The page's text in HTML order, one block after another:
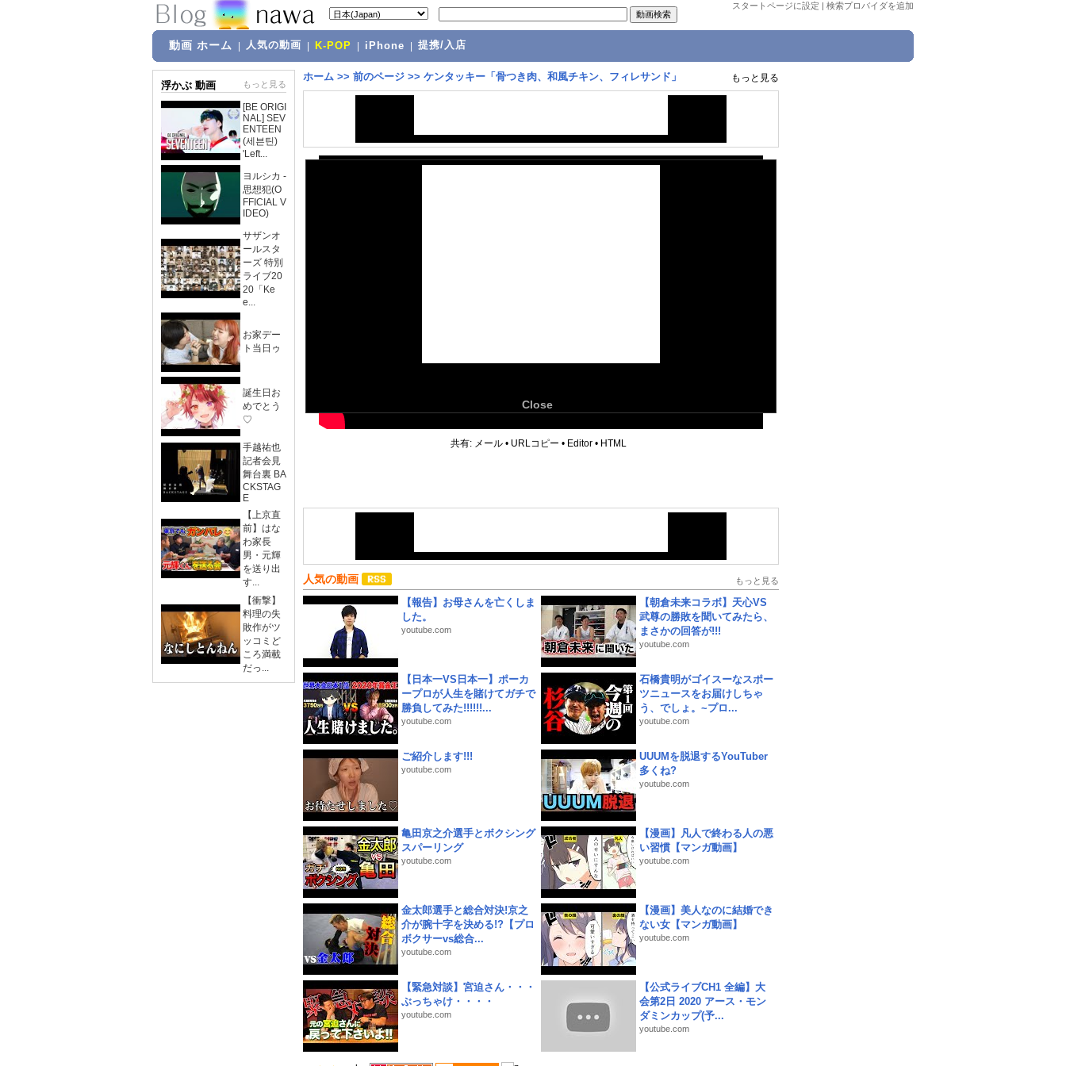
スタートページに設定 | 検索プロバイダを追加
動画 ホーム 人気の動画 K-POP iPhone 提携/入店
浮かぶ 動画 もっと見る
[BE ORIGI
NAL] SEV
ENTEEN
(세븐틴)
'Left...
ヨルシカ -
思想犯(O
FFICIAL V
IDEO)
サザンオ
ールスタ
ーズ 特別
ライブ20
20「Ke
e...
お家デー
ト当日ゥ
誕生日お
めでとう
♡
手越祐也
記者会見
舞台裏 BA
CKSTAG
E
【上京直
前】はな
わ家長
男・元輝
を送り出
す...
【衝撃】
料理の失
敗作がツ
ッコミど
ころ満載
だっ...
ホーム >> 前のページ >> ケンタッキー「骨つき肉、和風チキン、フィレサンド」 もっと見る
Close
共有: メール • URLコピー • Editor • HTML
人気の動画 もっと見る
【報告】お母さんを亡くしま
した。
youtube.com
【朝倉未来コラボ】天心VS
武尊の勝敗を聞いてみたら、
まさかの回答が!!!
youtube.com
【日本一VS日本一】ポーカ
ープロが人生を賭けてガチで
勝負してみた!!!!!!...
youtube.com
石橋貴明がゴイスーなスポー
ツニュースをお届けしちゃ
う、でしょ。~プロ...
youtube.com
ご紹介します!!!
youtube.com
UUUMを脱退するYouTuber
多くね?
youtube.com
亀田京之介選手とボクシング
スパーリング
youtube.com
【漫画】凡人で終わる人の悪
い習慣【マンガ動画】
youtube.com
金太郎選手と総合対決!京之
介が腕十字を決める!?【プロ
ボクサーvs総合...
youtube.com
【漫画】美人なのに結婚でき
ない女【マンガ動画】
youtube.com
【緊急対談】宮迫さん・・・
ぶっちゃけ・・・・
youtube.com
【公式ライブCH1 全編】大
会第2日 2020 アース・モン
ダミンカップ(予...
youtube.com